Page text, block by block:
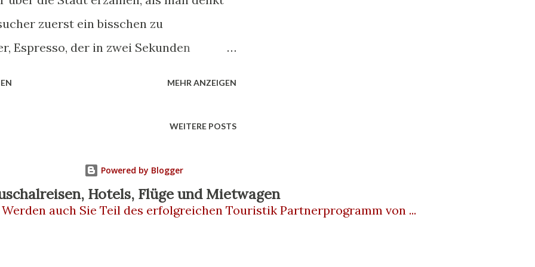
zuerst ein bisschen zu
Espresso, der in zwei Sekunden
Museen der Stadt zeigt Seiten von
findet. Eines davon: das MUSA –
e delle Arti , besser bekannt als das
Entwicklung der Wissenschaft in der
MEHR ANZEIGEN
WEITERE POSTS
Powered by Blogger
Hotels, Flüge und Mietwagen
auch Sie Teil des erfolgreichen Touristik Partnerprogramm von ...